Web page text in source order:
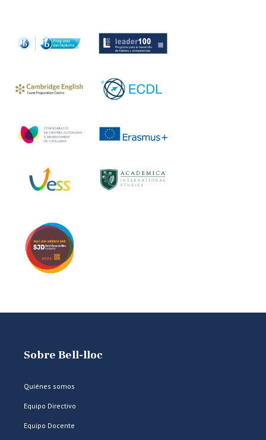
Sobre Bell-lloc
Quiénes somos
Equipo Directivo
Equipo Docente